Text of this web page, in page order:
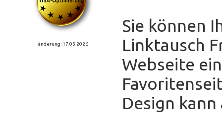
änderung: 17.05.2026
Sie können
Linktausch
Webseite
Design